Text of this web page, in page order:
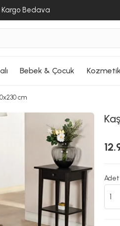
Bedava
Bebek & Çocuk Kozmetik
cm
Adet